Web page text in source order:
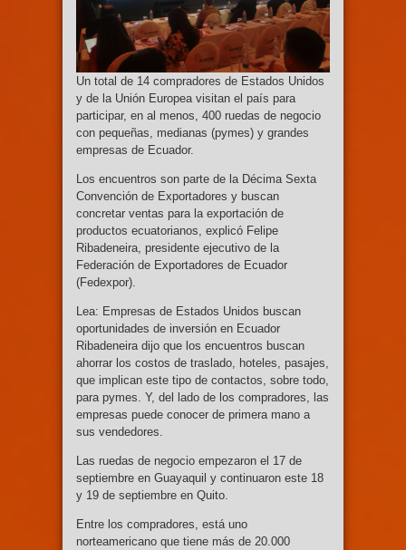
Un total de 14 compradores de Estados Unidos
y de la Unión Europea visitan el país para
participar, en al menos, 400 ruedas de negocio
con pequeñas, medianas (pymes) y grandes
empresas de Ecuador.
Los encuentros son parte de la Décima Sexta
Convención de Exportadores y buscan
concretar ventas para la exportación de
productos ecuatorianos, explicó Felipe
Ribadeneira, presidente ejecutivo de la
Federación de Exportadores de Ecuador
(Fedexpor).
Lea: Empresas de Estados Unidos buscan
oportunidades de inversión en Ecuador
Ribadeneira dijo que los encuentros buscan
ahorrar los costos de traslado, hoteles, pasajes,
que implican este tipo de contactos, sobre todo,
para pymes. Y, del lado de los compradores, las
empresas puede conocer de primera mano a
sus vendedores.
Las ruedas de negocio empezaron el 17 de
septiembre en Guayaquil y continuaron este 18
y 19 de septiembre en Quito.
Entre los compradores, está uno
norteamericano que tiene más de 20.000